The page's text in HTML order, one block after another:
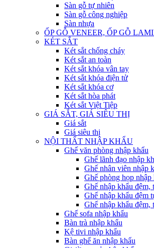
Sàn gỗ tự nhiên
Sàn gỗ công nghiệp
Sàn nhựa
ỐP GỖ VENEER, ỐP GỖ
KÉT SẮT
Két sắt chống cháy
Két sắt an toàn
Két sắt khóa vân tay
Két sắt khóa điện tử
Két sắt khóa cơ
Két sắt hòa phát
Két sắt Việt Tiệp
GIÁ SẮT, GIÁ SIÊU THỊ
Giá sắt
Giá siêu thị
NỘI THẤT NHẬP KHẨU
Ghế văn phòng nhập khẩu
Ghế lãnh đạo nhập
Ghế nhân viên nhập
Ghế phòng họp nhập
Ghế nhập khẩu đệm,
Ghế nhập khẩu đệm
Ghế nhập khẩu đệm,
Ghế sofa nhập khẩu
Bàn trà nhập khẩu
Kệ tivi nhập khẩu
Bàn ghế ăn nhập khẩu